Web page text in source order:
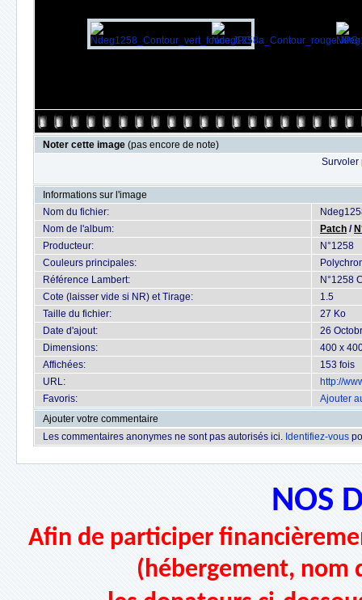
Noter cette image (pas encore de note)
Survoler
Informations sur l'image
Nom du fichier:
Nom de l'album:
Patch /
Producteur:
N°1258
Couleurs principales:
Référence Lambert:
N°1258
Cote (laisser vide si NR) et Tirage:
1.5
Taille du fichier:
27 Ko
Date d'ajout:
26
Dimensions:
400 x
Affichées:
153 fois
URL:
http://
Favoris:
Ajouter
Ajouter votre commentaire
Les commentaires anonymes ne sont pas autorisés ici. Identifiez-vous
NOS
Afin de participer
(hébergement,